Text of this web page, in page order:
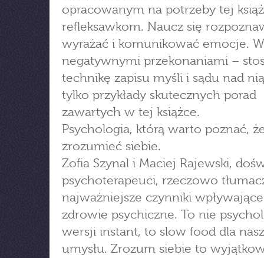
opracowanym na potrzeby tej
refleksawkom. Naucz się
wyrażać i komunikować emocje.
negatywnymi przekonaniami –
technikę zapisu myśli i sądu nad
tylko przykłady skutecznych porad
zawartych w tej książce.
Psychologia, którą warto poznać,
zrozumieć siebie.
Zofia Szynal i Maciej Rajewski,
psychoterapeuci, rzeczowo
najważniejsze czynniki
zdrowie psychiczne. To nie
wersji instant, to slow food dla
umysłu. Zrozum siebie to